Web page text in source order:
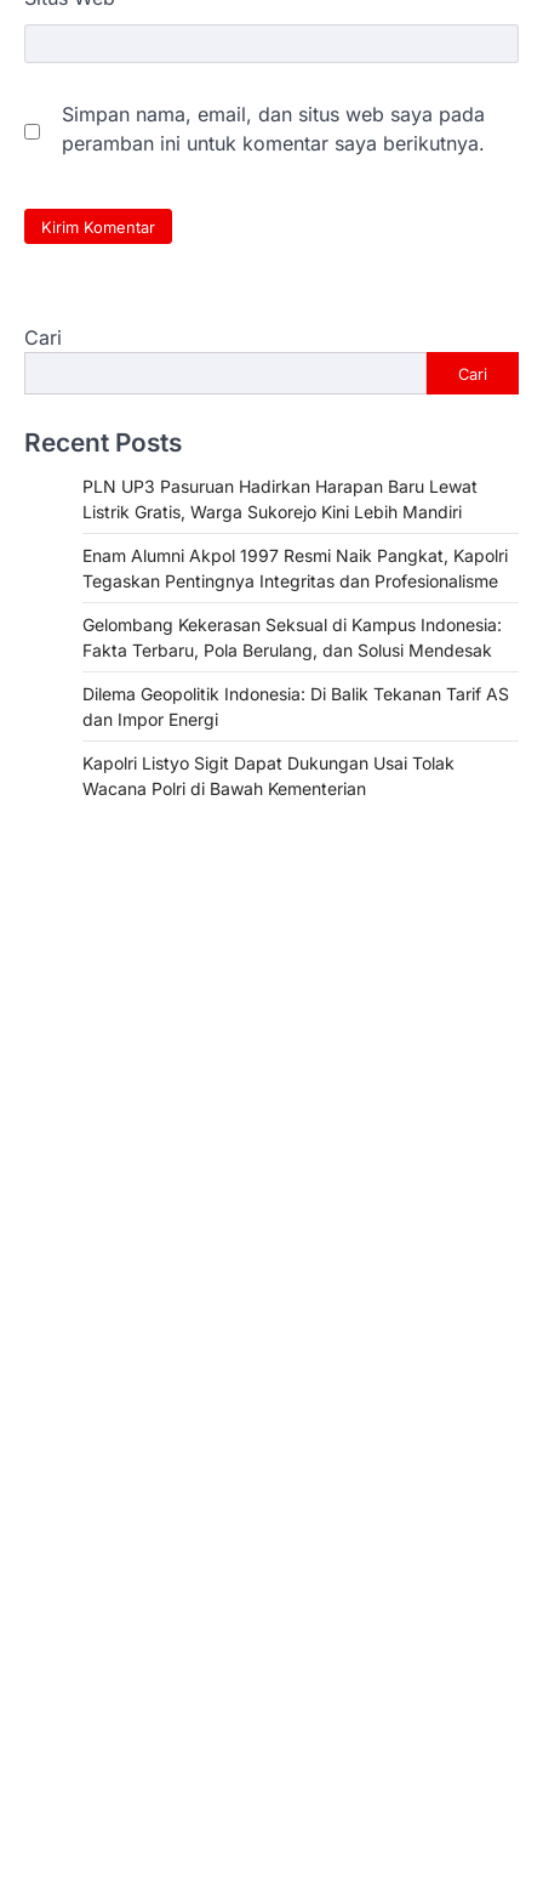
Simpan nama, email, dan situs web saya pada
peramban ini untuk komentar saya berikutnya.
Cari
Cari
Recent Posts
PLN UP3 Pasuruan Hadirkan Harapan Baru Lewat
Listrik Gratis, Warga Sukorejo Kini Lebih Mandiri
Enam Alumni Akpol 1997 Resmi Naik Pangkat, Kapolri
Tegaskan Pentingnya Integritas dan Profesionalisme
Gelombang Kekerasan Seksual di Kampus Indonesia:
Fakta Terbaru, Pola Berulang, dan Solusi Mendesak
Dilema Geopolitik Indonesia: Di Balik Tekanan Tarif AS
dan Impor Energi
Kapolri Listyo Sigit Dapat Dukungan Usai Tolak
Wacana Polri di Bawah Kementerian